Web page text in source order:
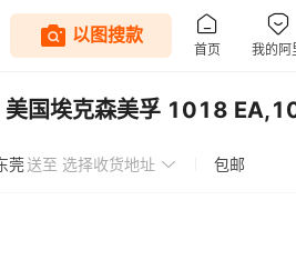
美国埃克森美孚 1018
莞送至 选择收货地址 包邮